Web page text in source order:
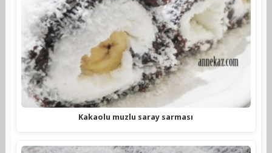
Kakaolu muzlu saray sarması